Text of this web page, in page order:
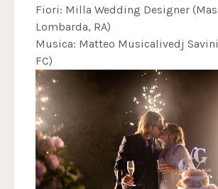
Fiori: Milla Wedding Designer
Lombarda, RA)
Musica: Matteo Musicalivedj Savini
FC)